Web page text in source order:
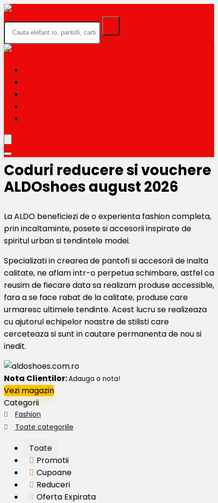
Coduri reducere si vouchere
ALDOshoes august 2026
La ALDO beneficiezi de o experienta fashion completa,
prin incaltaminte, posete si accesorii inspirate de
spiritul urban si tendintele modei.
Specializati in crearea de pantofi si accesorii de inalta
calitate, ne aflam intr-o perpetua schimbare, astfel ca
reusim de fiecare data sa realizam produse accessible,
fara a se face rabat de la calitate, produse care
urmaresc ultimele tendinte. Acest lucru se realizeaza
cu ajutorul echipelor noastre de stilisti care
cerceteaza si sunt in cautare permanenta de nou si
inedit.
Nota Clientilor:Adauga o nota!
Vezi magazin
Categorii
Fashion
Toate categoriile
Toate
Promotii
Cupoane
Reduceri
Oferta Expirata